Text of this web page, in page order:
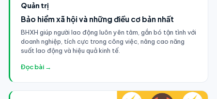
Quản trị
Bảo hiểm xã hội và những điều cơ bản nhất
BHXH giúp người lao động luôn yên tâm, gắn bó tận tình với
doanh nghiệp, tích cực trong công việc, nâng cao năng
suất lao động và hiệu quả kinh tế.
Đọc bài →